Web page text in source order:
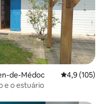
de-Médoc 4,9 de uma
4,9 (105)
e o estuário